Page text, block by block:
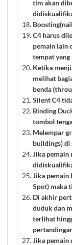
tim akan
C4 harus
pemain lain
tempat
Ketika
melihat
benda
Silent C4
Binding
tombol
Melempar
buildings) di
Jika pemain
Jika pemain
Spot) maka
Di akhir
duduk dan
terlihat
Jika pemain